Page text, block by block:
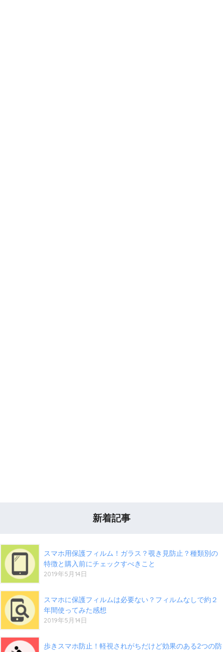
新着記事
スマホ用保護フィルム！ガラス？覗き見防止？種類別の
特徴と購入前にチェックすべきこと
2019年5月14日
スマホに保護フィルムは必要ない？フィルムなしで約２
年間使ってみた感想
2019年5月14日
歩きスマホ防止！軽視されがちだけど効果のある2つの防